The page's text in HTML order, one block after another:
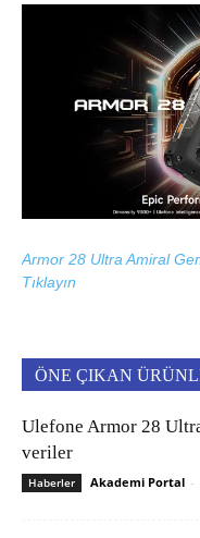
Armor 28 Ultra Amiral
Tıklayın
ÖNE ÇIKAN
Ulefone Armor 28
veriler
Haberler Akademi Portal -